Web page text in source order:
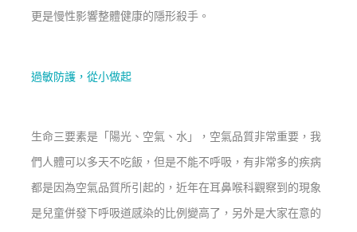
更是慢性影響整體健康的隱形殺手。
過敏防護，從小做起
生命三要素是「陽光、空氣、水」，空氣品質非常重要，我
們人體可以多天不吃飯，但是不能不呼吸，有非常多的疾病
都是因為空氣品質所引起的，近年在耳鼻喉科觀察到的現象
是兒童併發下呼吸道感染的比例變高了，另外是大家在意的